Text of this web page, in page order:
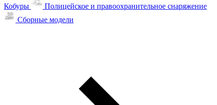
Кобуры
Полицейское и правоохранительное снаряжение
Сборные модели